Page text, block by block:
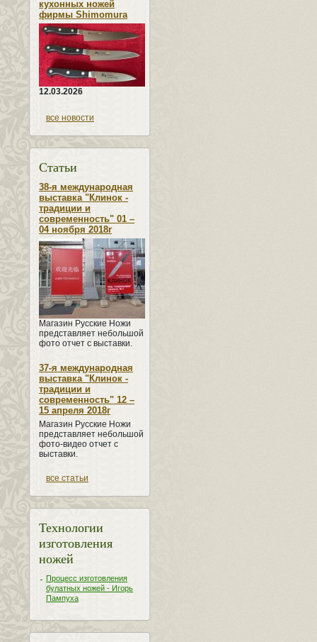
кухонных ножей
фирмы Shimomura
12.03.2026
все новости
Статьи
38-я международная
выставка "Клинок -
традиции и
современность" 01 –
04 ноября 2018г
Магазин Русские Ножи
представляет небольшой
фото отчет с выставки.
37-я международная
выставка "Клинок -
традиции и
современность" 12 –
15 апреля 2018г
Магазин Русские Ножи
представляет небольшой
фото-видео отчет с
выставки.
все статьи
Технологии
изготовления
ножей
Процесс изготовления
булатных ножей - Игорь
Пампуха